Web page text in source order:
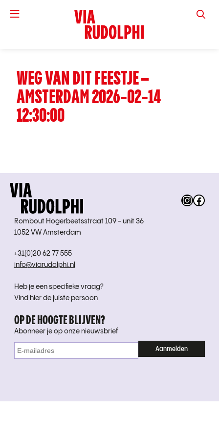
VIA
WEG VAN DIT FEESTJE –
AMSTERDAM 2026-02-14
12:30:00
Rombout Hogerbeetsstraat 109 - unit 36
1052 VW Amsterdam
+31(0)20 62 77 555
info@viarudolphi.nl
Heb je een specifieke vraag?
Vind hier de juiste persoon
OP DE HOOGTE BLIJVEN?
Abonneer je op onze nieuwsbrief